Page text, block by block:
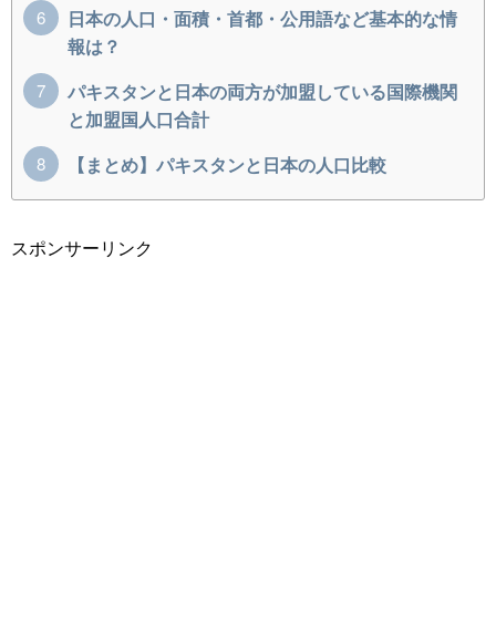
日本の人口・面積・首都・公用語など基本的な情
報は？
パキスタンと日本の両方が加盟している国際機関
と加盟国人口合計
【まとめ】パキスタンと日本の人口比較
スポンサーリンク